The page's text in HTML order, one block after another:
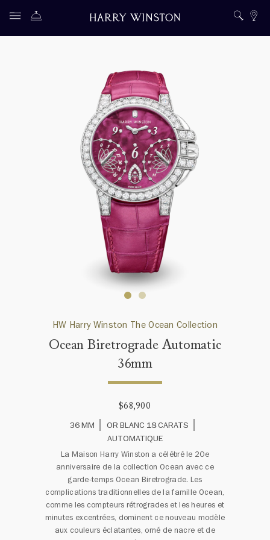
HW Harry Winston The Ocean Collection
Ocean Biretrograde Automatic
36mm
$68,900
36 MM
OR BLANC 18 CARATS
AUTOMATIQUE
La Maison Harry Winston a célébré le 20e
anniversaire de la collection Ocean avec ce
garde-temps Ocean Biretrograde. Les
complications traditionnelles de la famille Ocean,
comme les compteurs rétrogrades et les heures et
minutes excentrées, dominent ce nouveau modèle
aux couleurs éclatantes, orné de nacre et de